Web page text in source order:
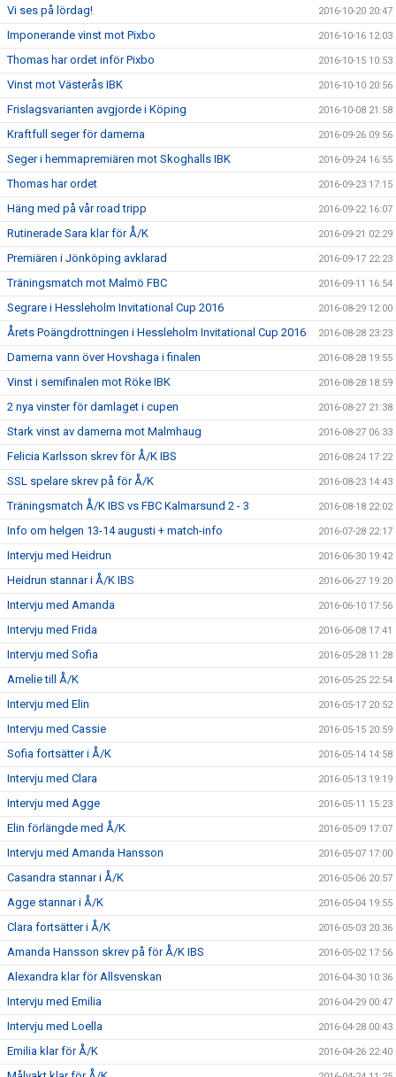
Vi ses på lördag! 2016-10-20 20:47
Imponerande vinst mot Pixbo 2016-10-16 12:03
Thomas har ordet inför Pixbo 2016-10-15 10:53
Vinst mot Västerås IBK 2016-10-10 20:56
Frislagsvarianten avgjorde i Köping 2016-10-08 21:58
Kraftfull seger för damerna 2016-09-26 09:56
Seger i hemmapremiären mot Skoghalls IBK 2016-09-24 16:55
Thomas har ordet 2016-09-23 17:15
Häng med på vår road tripp 2016-09-22 16:07
Rutinerade Sara klar för Å/K 2016-09-21 02:29
Premiären i Jönköping avklarad 2016-09-17 22:23
Träningsmatch mot Malmö FBC 2016-09-11 16:54
Segrare i Hessleholm Invitational Cup 2016 2016-08-29 12:00
Årets Poängdrottningen i Hessleholm Invitational Cup 2016 2016-08-28 23:23
Damerna vann över Hovshaga i finalen 2016-08-28 19:55
Vinst i semifinalen mot Röke IBK 2016-08-28 18:59
2 nya vinster för damlaget i cupen 2016-08-27 21:38
Stark vinst av damerna mot Malmhaug 2016-08-27 06:33
Felicia Karlsson skrev för Å/K IBS 2016-08-24 17:22
SSL spelare skrev på för Å/K 2016-08-23 14:43
Träningsmatch Å/K IBS vs FBC Kalmarsund 2 - 3 2016-08-18 22:02
Info om helgen 13-14 augusti + match-info 2016-07-28 22:17
Intervju med Heidrun 2016-06-30 19:42
Heidrun stannar i Å/K IBS 2016-06-27 19:20
Intervju med Amanda 2016-06-10 17:56
Intervju med Frida 2016-06-08 17:41
Intervju med Sofia 2016-05-28 11:28
Amelie till Å/K 2016-05-25 22:54
Intervju med Elin 2016-05-17 20:52
Intervju med Cassie 2016-05-15 20:59
Sofia fortsätter i Å/K 2016-05-14 14:58
Intervju med Clara 2016-05-13 19:19
Intervju med Agge 2016-05-11 15:23
Elin förlängde med Å/K 2016-05-09 17:07
Intervju med Amanda Hansson 2016-05-07 17:00
Casandra stannar i Å/K 2016-05-06 20:57
Agge stannar i Å/K 2016-05-04 19:55
Clara fortsätter i Å/K 2016-05-03 20:36
Amanda Hansson skrev på för Å/K IBS 2016-05-02 17:56
Alexandra klar för Allsvenskan 2016-04-30 10:36
Intervju med Emilia 2016-04-29 00:47
Intervju med Loella 2016-04-28 00:43
Emilia klar för Å/K 2016-04-26 22:40